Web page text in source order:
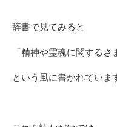
辞書で見てみると
「精神や霊魂に関するさ
という風に書かれていま